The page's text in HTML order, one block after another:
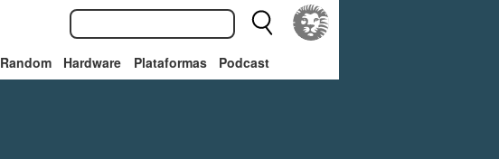
Random Hardware Plataformas Podcast